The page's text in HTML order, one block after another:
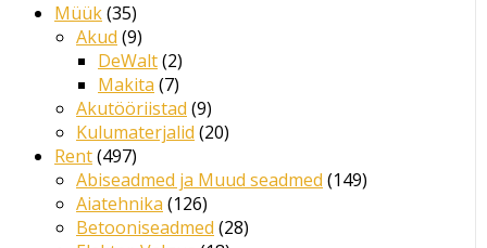
Müük 35
Akud 9
DeWalt 2
Makita 7
Akutööriistad 9
Kulumaterjalid 20
Rent 497
Abiseadmed ja Muud seadmed 149
Aiatehnika 126
Betooniseadmed 28